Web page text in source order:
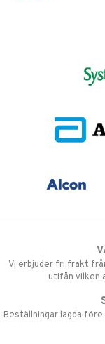
Vi erbjuder fri frakt
utifån vilken
Beställningar lagda